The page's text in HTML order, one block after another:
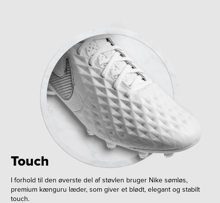
Touch
I forhold til den øverste del af støvlen bruger Nike sømløs,
premium kænguru læder, som giver et blødt, elegant og stabilt
touch.